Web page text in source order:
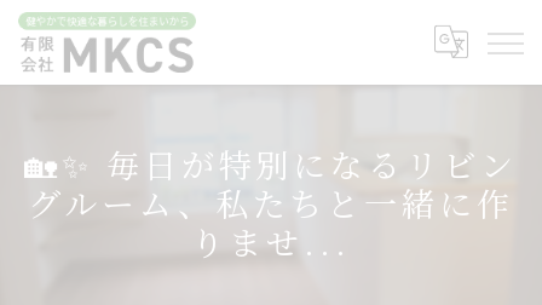
🏡✨ 毎日が特別になるリビン
グルーム、私たちと一緒に作
りませ...